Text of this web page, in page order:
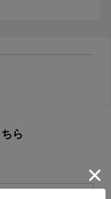
ら